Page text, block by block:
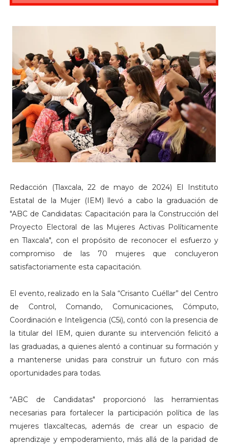
Redacción (Tlaxcala, 22 de mayo de 2024) El Instituto
Estatal de la Mujer (IEM) llevó a cabo la graduación de
"ABC de Candidatas: Capacitación para la Construcción del
Proyecto Electoral de las Mujeres Activas Políticamente
en Tlaxcala", con el propósito de reconocer el esfuerzo y
compromiso de las 70 mujeres que concluyeron
satisfactoriamente esta capacitación.
El evento, realizado en la Sala “Crisanto Cuéllar” del Centro
de Control, Comando, Comunicaciones, Cómputo,
Coordinación e Inteligencia (C5i), contó con la presencia de
la titular del IEM, quien durante su intervención felicitó a
las graduadas, a quienes alentó a continuar su formación y
a mantenerse unidas para construir un futuro con más
oportunidades para todas.
“ABC de Candidatas" proporcionó las herramientas
necesarias para fortalecer la participación política de las
mujeres tlaxcaltecas, además de crear un espacio de
aprendizaje y empoderamiento, más allá de la paridad de